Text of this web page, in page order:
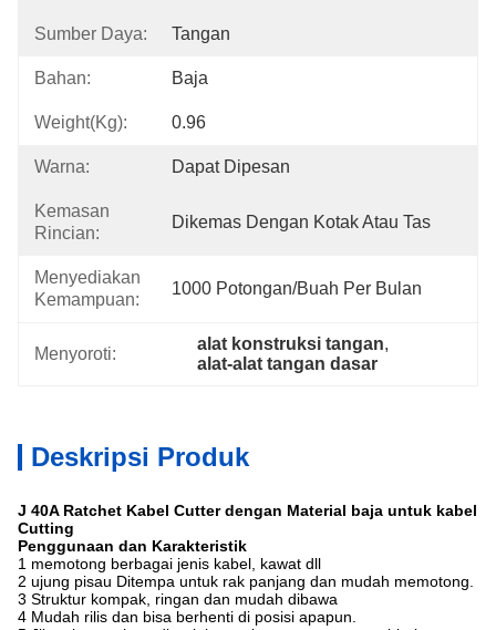
Sumber Daya: Tangan
Bahan: Baja
Weight(kg): 0.96
Warna: Dapat Dipesan
Kemasan
Rincian:
Dikemas Dengan Kotak Atau Tas
Menyediakan
Kemampuan:
1000 Potongan/buah Per Bulan
Menyoroti:
alat konstruksi tangan,
alat-alat tangan dasar
Deskripsi Produk
J 40A Ratchet Kabel Cutter dengan Material baja untuk kabel
Cutting
Penggunaan dan Karakteristik
1 memotong berbagai jenis kabel, kawat dll
2 ujung pisau Ditempa untuk rak panjang dan mudah memotong.
3 Struktur kompak, ringan dan mudah dibawa
4 Mudah rilis dan bisa berhenti di posisi apapun.